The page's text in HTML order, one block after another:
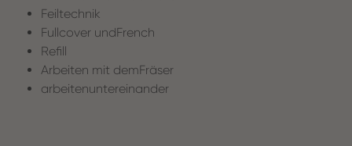
Feiltechnik
Fullcover undFrench
Refill
Arbeiten mit demFräser
arbeitenuntereinander